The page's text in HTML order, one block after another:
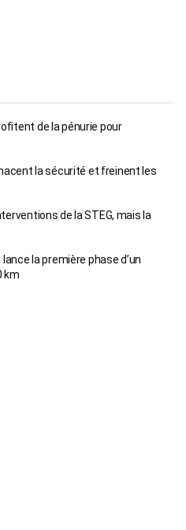
de la pénurie pour
la sécurité et freinent les
de la STEG, mais la
la première phase d’un
km